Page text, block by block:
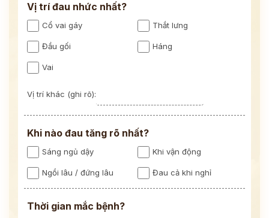
Vị trí đau nhức nhất?
Cổ vai gáy Thắt lưng
Đầu gối Háng
Vai
Vị trí khác (ghi rõ):
Khi nào đau tăng rõ nhất?
Sáng ngủ dậy Khi vận động
Ngồi lâu / đứng lâu Đau cả khi nghỉ
Thời gian mắc bệnh?